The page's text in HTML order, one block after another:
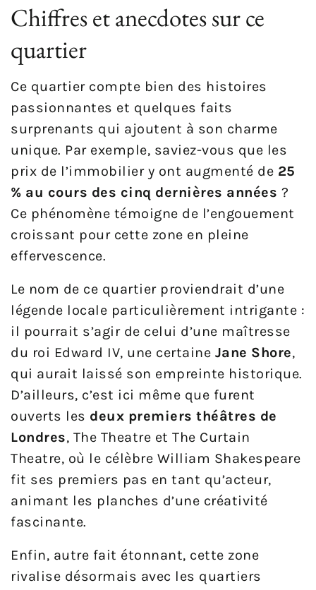
Chiffres et anecdotes sur ce
quartier
Ce quartier compte bien des histoires
passionnantes et quelques faits
surprenants qui ajoutent à son charme
unique. Par exemple, saviez-vous que les
prix de l’immobilier y ont augmenté de 25
% au cours des cinq dernières années ?
Ce phénomène témoigne de l’engouement
croissant pour cette zone en pleine
effervescence.
Le nom de ce quartier proviendrait d’une
légende locale particulièrement intrigante :
il pourrait s’agir de celui d’une maîtresse
du roi Edward IV, une certaine Jane Shore,
qui aurait laissé son empreinte historique.
D’ailleurs, c’est ici même que furent
ouverts les deux premiers théâtres de
Londres, The Theatre et The Curtain
Theatre, où le célèbre William Shakespeare
fit ses premiers pas en tant qu’acteur,
animant les planches d’une créativité
fascinante.
Enfin, autre fait étonnant, cette zone
rivalise désormais avec les quartiers